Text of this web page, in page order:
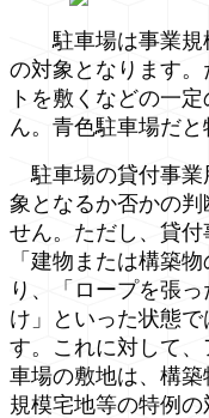
駐車場は事業規
の対象となります
トを敷くなどの一
ん。青色駐車場だと
駐車場の貸付事業
象となるか否かの
せん。ただし、貸付
「建物または構築
り、「ロープを張
け」といった状態
す。これに対して
車場の敷地は、構
規模宅地等の特例